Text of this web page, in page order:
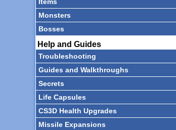
Monsters
Bosses
Help and Guides
Troubleshooting
Guides and Walkthroughs
Secrets
Life Capsules
CS3D Health Upgrades
Missile Expansions